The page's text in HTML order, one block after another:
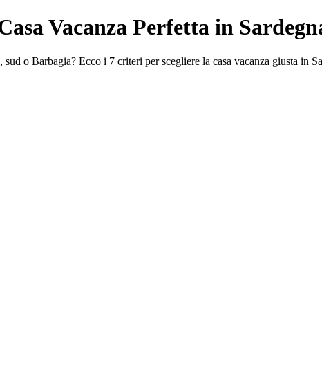
Vacanza Perfetta in
o Barbagia? Ecco i 7 criteri per scegliere la casa vacanza giusta in